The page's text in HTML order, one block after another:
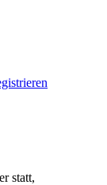
statt,